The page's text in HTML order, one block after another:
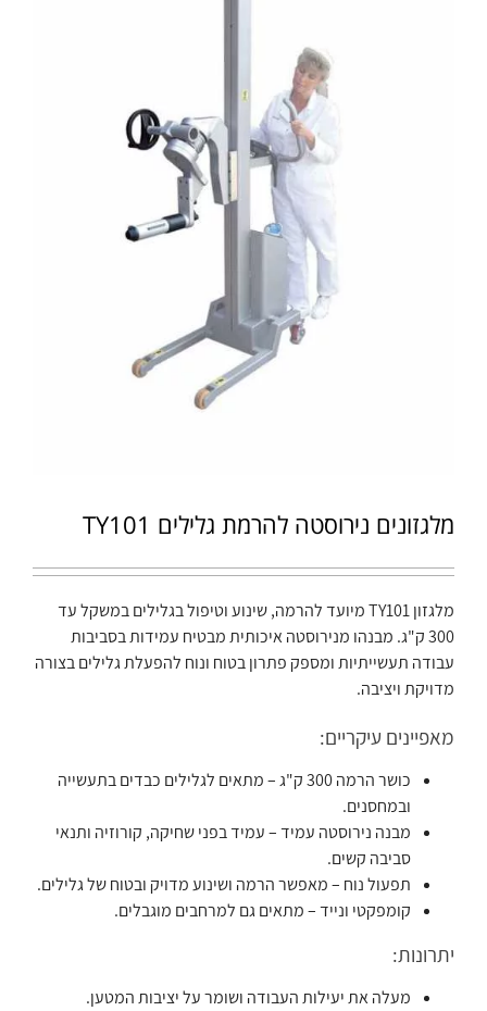
מלגזונים נירוסטה להרמת גלילים TY101
מלגזון TY101 מיועד להרמה, שינוע וטיפול בגלילים במשקל עד
300 ק"ג. מבנהו מנירוסטה איכותית מבטיח עמידות בסביבות
עבודה תעשייתיות ומספק פתרון בטוח ונוח להפעלת גלילים בצורה
מדויקת ויציבה.
מאפיינים עיקריים:
כושר הרמה 300 ק"ג – מתאים לגלילים כבדים בתעשייה
ובמחסנים.
מבנה נירוסטה עמיד – עמיד בפני שחיקה, קורוזיה ותנאי
סביבה קשים.
תפעול נוח – מאפשר הרמה ושינוע מדויק ובטוח של גלילים.
קומפקטי ונייד – מתאים גם למרחבים מוגבלים.
יתרונות:
מעלה את יעילות העבודה ושומר על יציבות המטען.